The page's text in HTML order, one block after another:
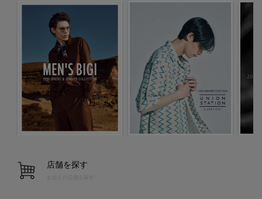
店舗を探す
お近くの店舗を探す